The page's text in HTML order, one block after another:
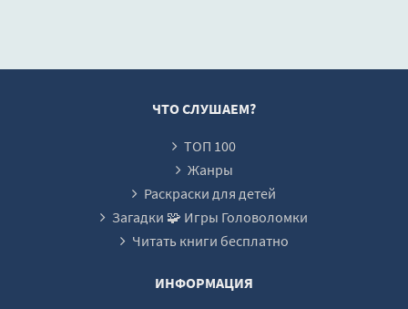
ЧТО СЛУШАЕМ?
ТОП 100
Жанры
Раскраски для детей
Загадки 🧩 Игры Головоломки
Читать книги бесплатно
ИНФОРМАЦИЯ